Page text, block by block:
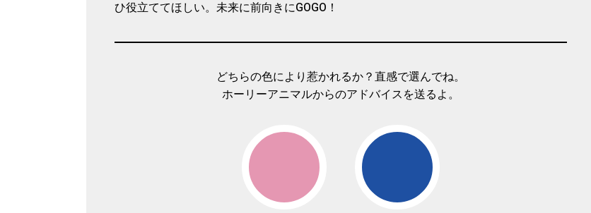
ひ役立ててほしい。未来に前向きにGOGO！
どちらの色により惹かれるか？直感で選んでね。
ホーリーアニマルからのアドバイスを送るよ。